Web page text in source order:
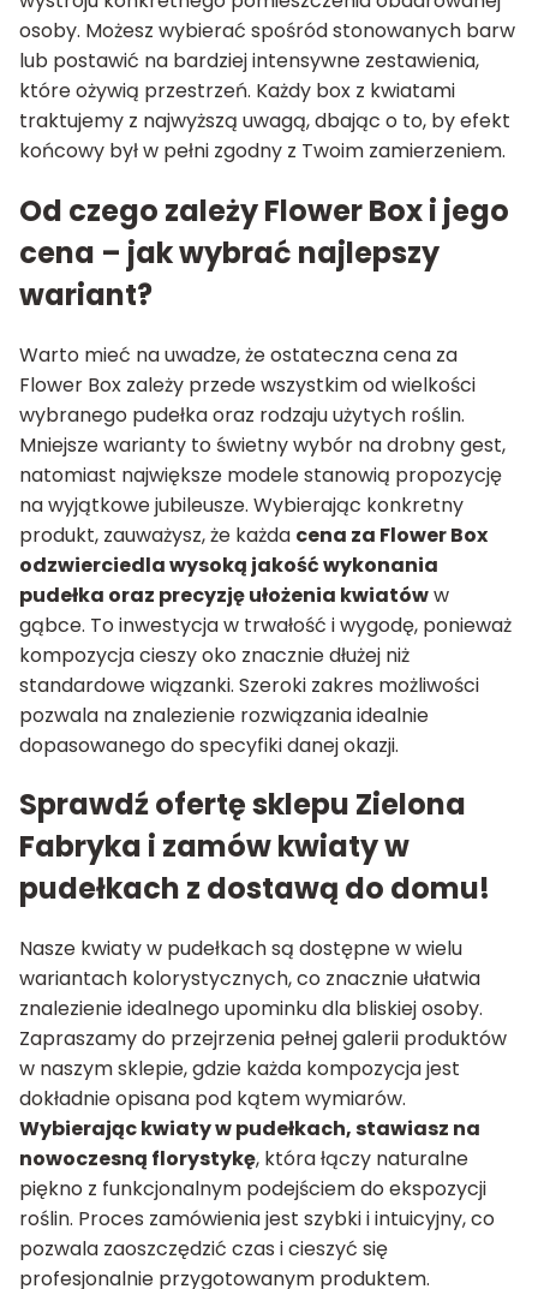
osoby. Możesz wybierać spośród stonowanych barw
lub postawić na bardziej intensywne zestawienia,
które ożywią przestrzeń. Każdy box z kwiatami
traktujemy z najwyższą uwagą, dbając o to, by efekt
końcowy był w pełni zgodny z Twoim zamierzeniem.
Od czego zależy Flower Box i jego
cena – jak wybrać najlepszy
wariant?
Warto mieć na uwadze, że ostateczna cena za
Flower Box zależy przede wszystkim od wielkości
wybranego pudełka oraz rodzaju użytych roślin.
Mniejsze warianty to świetny wybór na drobny gest,
natomiast największe modele stanowią propozycję
na wyjątkowe jubileusze. Wybierając konkretny
produkt, zauważysz, że każda cena za Flower Box
odzwierciedla wysoką jakość wykonania
pudełka oraz precyzję ułożenia kwiatóww
gąbce. To inwestycja w trwałość i wygodę, ponieważ
kompozycja cieszy oko znacznie dłużej niż
standardowe wiązanki. Szeroki zakres możliwości
pozwala na znalezienie rozwiązania idealnie
dopasowanego do specyfiki danej okazji.
Sprawdź ofertę sklepu Zielona
Fabryka i zamów kwiaty w
pudełkach z dostawą do domu!
Nasze kwiaty w pudełkach są dostępne w wielu
wariantach kolorystycznych, co znacznie ułatwia
znalezienie idealnego upominku dla bliskiej osoby.
Zapraszamy do przejrzenia pełnej galerii produktów
w naszym sklepie, gdzie każda kompozycja jest
dokładnie opisana pod kątem wymiarów.
Wybierając kwiaty w pudełkach, stawiasz na
nowoczesną florystykę, która łączy naturalne
piękno z funkcjonalnym podejściem do ekspozycji
roślin. Proces zamówienia jest szybki i intuicyjny, co
pozwala zaoszczędzić czas i cieszyć się
profesjonalnie przygotowanym produktem.